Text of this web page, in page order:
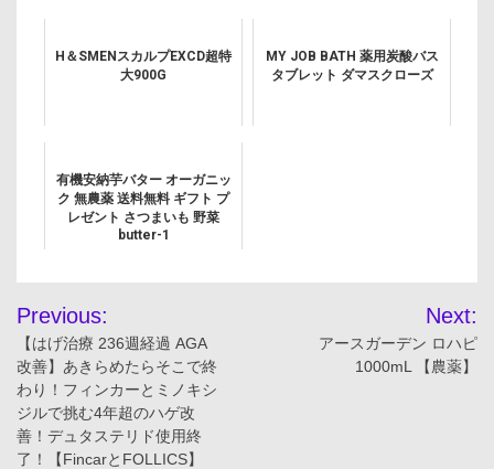
H＆SMENスカルプEXCD超特
大900G
MY JOB BATH 薬用炭酸バス
タブレット ダマスクローズ
有機安納芋バター オーガニッ
ク 無農薬 送料無料 ギフト プ
レゼント さつまいも 野菜
butter-1
投
稿
ナ
ビ
Previous:
【はげ治療 236週経過 AGA
改善】あきらめたらそこで終
わり！フィンカーとミノキシ
ジルで挑む4年超のハゲ改
善！デュタステリド使用終
了！【FincarとFOLLICS】
Next:
アースガーデン ロハピ
1000mL 【農薬】